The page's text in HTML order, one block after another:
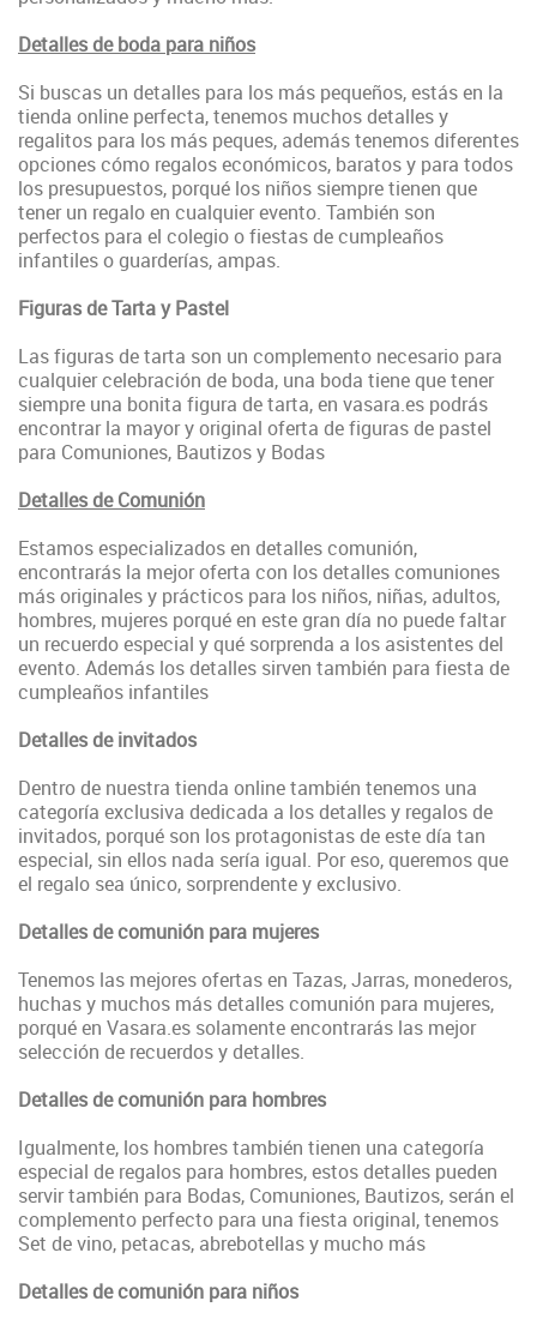
Detalles de boda para niños
Si buscas un detalles para los más pequeños, estás en la
tienda online perfecta, tenemos muchos detalles y
regalitos para los más peques, además tenemos diferentes
opciones cómo regalos económicos, baratos y para todos
los presupuestos, porqué los niños siempre tienen que
tener un regalo en cualquier evento. También son
perfectos para el colegio o fiestas de cumpleaños
infantiles o guarderías, ampas.
Figuras de Tarta y Pastel
Las figuras de tarta son un complemento necesario para
cualquier celebración de boda, una boda tiene que tener
siempre una bonita figura de tarta, en vasara.es podrás
encontrar la mayor y original oferta de figuras de pastel
para Comuniones, Bautizos y Bodas
Detalles de Comunión
Estamos especializados en detalles comunión,
encontrarás la mejor oferta con los detalles comuniones
más originales y prácticos para los niños, niñas, adultos,
hombres, mujeres porqué en este gran día no puede faltar
un recuerdo especial y qué sorprenda a los asistentes del
evento. Además los detalles sirven también para fiesta de
cumpleaños infantiles
Detalles de invitados
Dentro de nuestra tienda online también tenemos una
categoría exclusiva dedicada a los detalles y regalos de
invitados, porqué son los protagonistas de este día tan
especial, sin ellos nada sería igual. Por eso, queremos que
el regalo sea único, sorprendente y exclusivo.
Detalles de comunión para mujeres
Tenemos las mejores ofertas en Tazas, Jarras, monederos,
huchas y muchos más detalles comunión para mujeres,
porqué en Vasara.es solamente encontrarás las mejor
selección de recuerdos y detalles.
Detalles de comunión para hombres
Igualmente, los hombres también tienen una categoría
especial de regalos para hombres, estos detalles pueden
servir también para Bodas, Comuniones, Bautizos, serán el
complemento perfecto para una fiesta original, tenemos
Set de vino, petacas, abrebotellas y mucho más
Detalles de comunión para niños